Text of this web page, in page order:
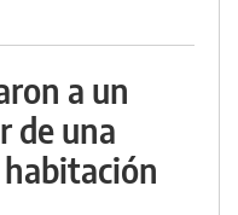
a un
de una